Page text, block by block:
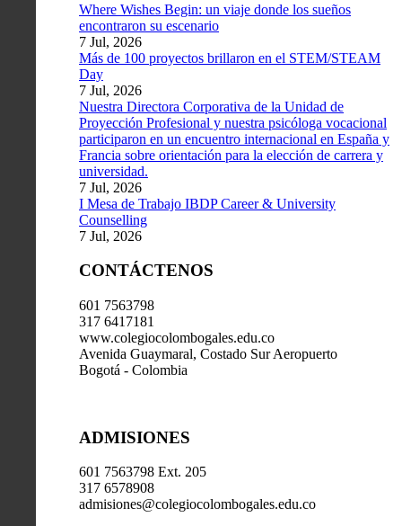
Where Wishes Begin: un viaje donde los sueños
encontraron su escenario
7 Jul, 2026
Más de 100 proyectos brillaron en el STEM/STEAM
Day
7 Jul, 2026
Nuestra Directora Corporativa de la Unidad de
Proyección Profesional y nuestra psicóloga vocacional
participaron en un encuentro internacional en España y
Francia sobre orientación para la elección de carrera y
universidad.
7 Jul, 2026
I Mesa de Trabajo IBDP Career & University
Counselling
7 Jul, 2026
CONTÁCTENOS
601 7563798
317 6417181
www.colegiocolombogales.edu.co
Avenida Guaymaral, Costado Sur Aeropuerto
Bogotá - Colombia
ADMISIONES
601 7563798 Ext. 205
317 6578908
admisiones@colegiocolombogales.edu.co